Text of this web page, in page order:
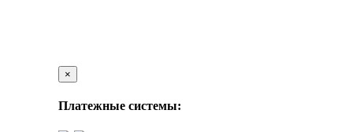
×
Платежные системы: